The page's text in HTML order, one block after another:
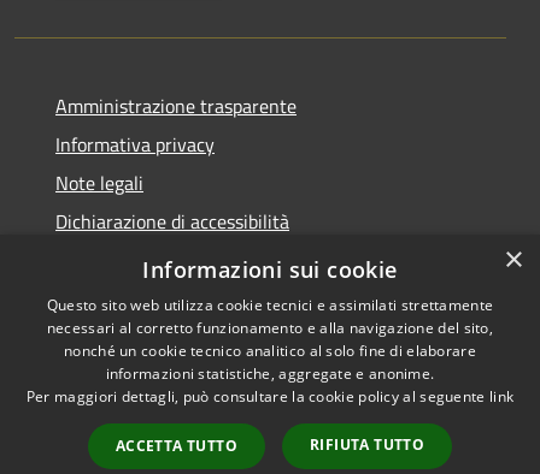
Amministrazione trasparente
Informativa privacy
Note legali
Dichiarazione di accessibilità
Feedback accessibilità
Accessibilità
Copyright © 2026 • Città di
Lamezia Terme • Powered by
Municipium•
Accesso
×
Informazioni sui cookie
Questo sito web utilizza cookie tecnici e assimilati strettamente
necessari al corretto funzionamento e alla navigazione del sito,
nonché un cookie tecnico analitico al solo fine di elaborare
informazioni statistiche, aggregate e anonime.
Per maggiori dettagli, può consultare la cookie policy al seguente link
ACCETTA TUTTO RIFIUTA TUTTO